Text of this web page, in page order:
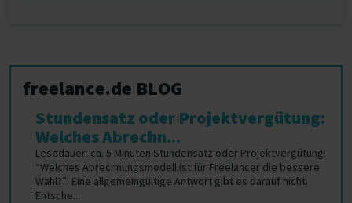
freelance.de BLOG
Stundensatz oder Projektvergütung:
Welches Abrechn...
Lesedauer: ca. 5 Minuten Stundensatz oder Projektvergütung:
“Welches Abrechnungsmodell ist für Freelancer die bessere
Wahl?”. Eine allgemeingültige Antwort gibt es darauf nicht.
Entsche...